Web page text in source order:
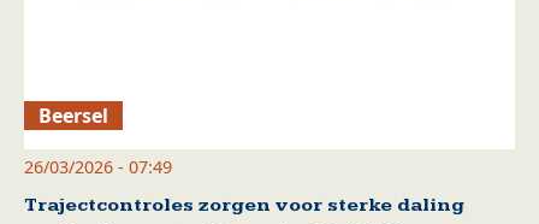
Beersel
26/03/2026 - 07:49
Trajectcontroles zorgen voor sterke daling